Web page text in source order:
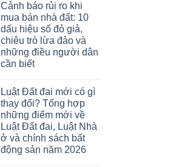
Cảnh báo rủi ro khi
mua bán nhà đất: 10
dấu hiệu sổ đỏ giả,
chiêu trò lừa đảo và
những điều người dân
cần biết
Luật Đất đai mới có gì
thay đổi? Tổng hợp
những điểm mới về
Luật Đất đai, Luật Nhà
ở và chính sách bất
động sản năm 2026